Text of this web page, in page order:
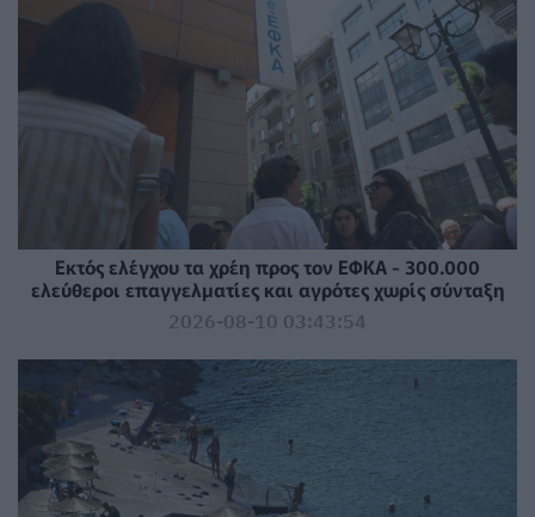
Εκτός ελέγχου τα χρέη προς τον ΕΦΚΑ - 300.000
ελεύθεροι επαγγελματίες και αγρότες χωρίς σύνταξη
2026-08-10 03:43:54